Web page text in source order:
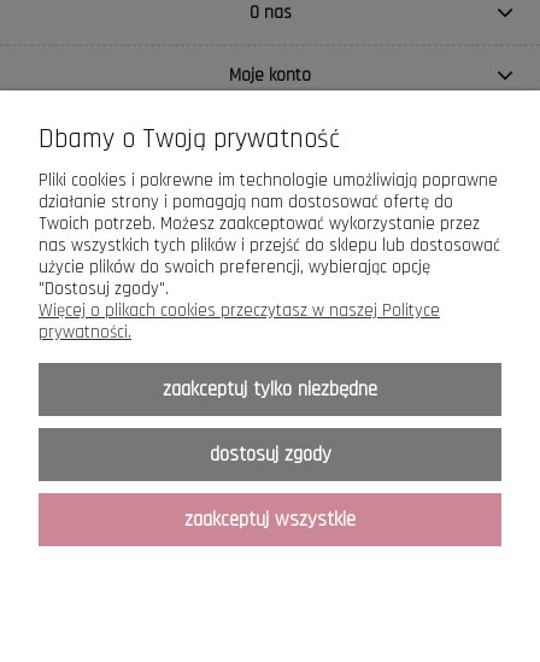
O nas
Moje konto
Maxsote.pl- Elegy theme - All rights reserved
Sklep internetowy Shoper.pl
Dbamy o Twoją prywatność
Pliki cookies i pokrewne im technologie umożliwiają poprawne
działanie strony i pomagają nam dostosować ofertę do
Twoich potrzeb. Możesz zaakceptować wykorzystanie przez
nas wszystkich tych plików i przejść do sklepu lub dostosować
użycie plików do swoich preferencji, wybierając opcję
"Dostosuj zgody".
Więcej o plikach cookies przeczytasz w naszej Polityce
prywatności.
zaakceptuj tylko niezbędne
dostosuj zgody
zaakceptuj wszystkie